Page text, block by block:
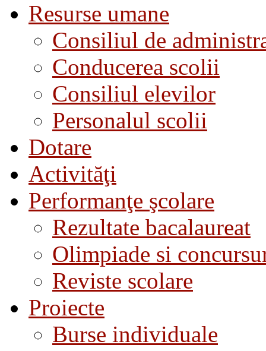
Resurse umane
Consiliul de
Conducerea scolii
Consiliul elevilor
Personalul scolii
Dotare
Activităţi
Performanţe şcolare
Rezultate bacalaureat
Olimpiade si
Reviste scolare
Proiecte
Burse individuale